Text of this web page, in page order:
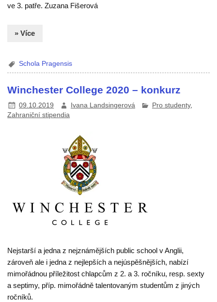
ve 3. patře. Zuzana Fišerová
» Více
Schola Pragensis
Winchester College 2020 – konkurz
09.10.2019 Ivana Landsingerová Pro studenty,
Zahraniční stipendia
Nejstarší a jedna z nejznámějších public school v Anglii,
zároveň ale i jedna z nejlepších a nejúspěšnějších, nabízí
mimořádnou příležitost chlapcům z 2. a 3. ročníku, resp. sexty
a septimy, příp. mimořádně talentovaným studentům z jiných
ročníků.